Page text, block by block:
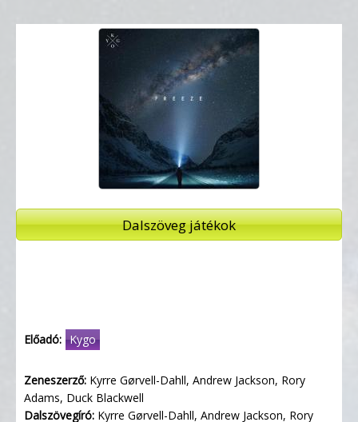
Dalszöveg játékok
Előadó: Kygo
Zeneszerző: Kyrre Gørvell-Dahll, Andrew Jackson, Rory
Adams, Duck Blackwell
Dalszövegíró: Kyrre Gørvell-Dahll, Andrew Jackson, Rory